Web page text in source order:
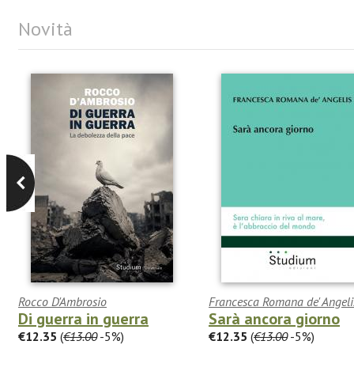
Novità
Rocco D'Ambrosio
Di guerra in guerra
€12.35 (€13.00-5%)
Francesca Romana de'
Sarà ancora giorno
€12.35 (€13.00-5%)